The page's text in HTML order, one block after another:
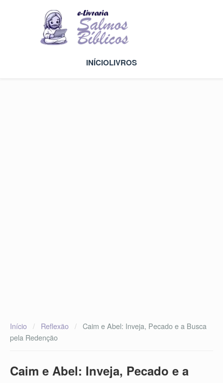
INÍCIOLIVROS
Início / Reflexão / Caim e Abel: Inveja, Pecado e a Busca
pela Redenção
Caim e Abel: Inveja, Pecado e a